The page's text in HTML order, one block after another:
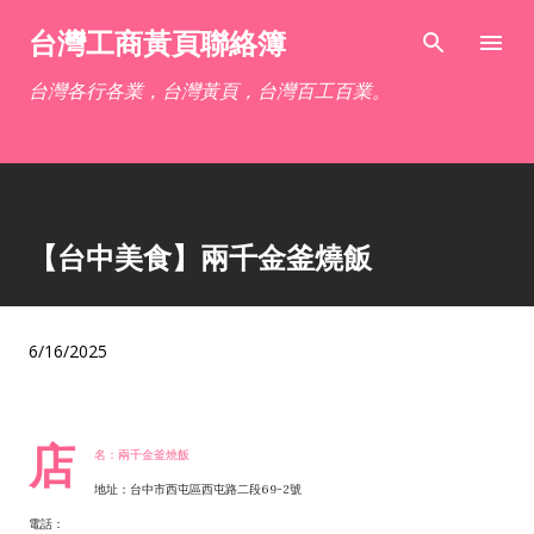
跳到主要內容
台灣工商黃頁聯絡簿
台灣各行各業，台灣黃頁，台灣百工百業。
【台中美食】兩千金釜燒飯
6/16/2025
店 名：兩千金釜燒飯
地址：台中市西屯區西屯路二段69-2號
電話：